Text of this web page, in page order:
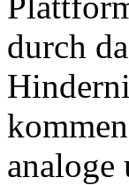
durch